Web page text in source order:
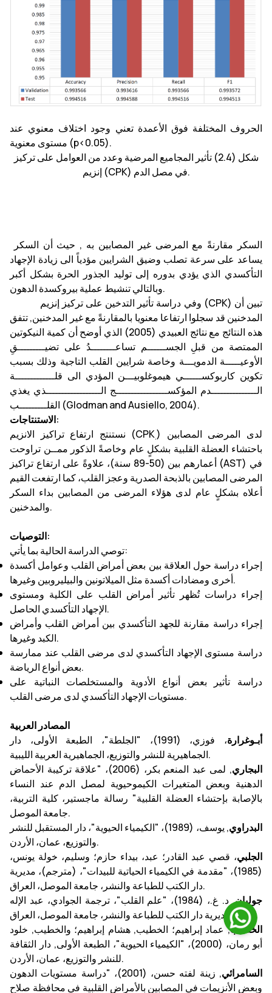
الحروف المختلفة فوق الأعمدة تعني وجود اختلاف معنوي عند
مستوى معنوية (p<0.05).
شكل (2.4) تأثير المجاميع المرضية وعدد من العوامل على تركيز
إنزيم (CPK) في مصل الدم.
يساعد على سرعة تصلب وضيق الشرايين مؤدياً الى زيادة الإجهاد
التأكسدي الذي يؤدي بدوره إلى توليد الجذور الحرة بشكل أكبر
وبالتالي تنشيط عملية بيروكسدة الدهون.
المدخنين قد سجلوا ارتفاعا معنويا بالمقارنةً مع غير المدخنين, تتفق
هذه النتائج مع نتائج العبيدي (2005) الذي أوضح أن كمية النيكوتين
الممتصة من قبلِ الجســــــم تساعــــــــدُ على تضيـــــــــقِ
الأوعيـــــة الدمويـــة وخاصة شرايين القلب التاجية وذلك بسبب
تكوين كاربوكســــــي هيموغلوبيـــن المؤدي الى قلـــــــــــــة
الـــــــــــــــدم المؤكســـــــــــــــــج الــــــــــــــــــذي يغذي
القلـــــــــب (Glodman and Ausiello, 2004).
الاستنتاجات:
نستنتج ارتفاع تراكيز الانزيم (CPK.) لدى المرضى المصابين
باحتشاء العضلة القلبية بشكلٍ عام وخاصةً الذكور ممــن تراوحت
أعمارهم بين (50-89 سنة)، علاوةً على ارتفاع تراكيز (AST) في
المرضى المصابين بالذبحة الصدرية وعجز القلب، كما ارتفعت القيم
أعلاه بشكلٍ عام لدى هؤلاء المرضى من المصابين بداء السكر
والمدخنين.
التوصيات:
توصي الدراسة الحالية بما يأتي:
إجراء دراسة حول العلاقة بين بعض أمراض القلب وعوامل أكسدة
أخرى ومضادات أكسدة مثل الميلاتونين والبيليروبين وغيرها.
إجراء دراسات تُظهر تأثير أمراض القلب على الكلية ومستوى
الإجهاد التأكسدي الحاصل.
إجراء دراسة مقارنة للجهد التأكسدي بين أمراض القلب وأمراض
الكبد وغيرها.
دراسة مستوى الإجهاد التأكسدي لدى مرضى القلب عند ممارسة
بعض أنواع الرياضة.
دراسة تأثير بعض أنواع الأدوية والمستخلصات النباتية على
مستويات الإجهاد التأكسدي لدى مرضى القلب.
المصادر العربية
أبـوغرارة
، فوزي، (1991)، "الجلطة"، الطبعة الأولى، دار
الجماهيرية للنشر والتوزيع، الجماهيرية العربية الليبية.
البجاري
, لمى عبد المنعم بكر، (2006)، "علاقة تركيبة الأحماض
الدهنية وبعض المتغيرات الكيموحيوية لمصل الدم عند النساء
بالإصابة بإحتشاء العضلة القلبية" رسالة ماجستير، كلية التربية،
جامعة الموصل.
البدراوي
, يوسف، (1989)، "الكيمياء الحيوية"، دار المستقبل للنشر
والتوزيع، عمان، الأردن.
الجلبي، قصي عبد القادر؛ عبد، بيداء حازم؛ وسليم، خولة يونس،
(1985)، "مقدمة في الكيمياء الحياتية للبيدات"، (مترجم)، مديرية
دار الكتب للطباعة والنشر، جامعة الموصل، العراق.
جوليان
, د. غ.، (1984)، "علم القلب"، ترجمة الجوادي، عبد الإله
احمد, مديرية دار الكتب للطباعة والنشر، جامعة الموصل، العراق.
الخطيب, عماد إبراهيم؛ الخطيب, هشام إبراهيم؛ والخطيب, خلود
أبو رمان، (2000)، "الكيمياء الحيوية"، الطبعة الأولى, دار الثقافة
للنشر والتوزيع، عمان، الأردن.
السامرائي
, زينة لفته حسن، (2001)، "دراسة مستويات الدهون
وبعض الأنزيمات في المصابين بالأمراض القلبية في محافظة صلاح